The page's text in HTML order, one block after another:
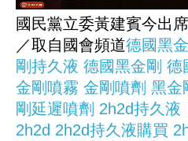
國民黨立委黃建賓今出
／取自國會頻道德國黑
剛持久液 德國黑金剛 德
金剛噴霧 金剛噴劑 黑金
剛延遲噴劑 2h2d持久液
2h2d 2h2d持久液購買